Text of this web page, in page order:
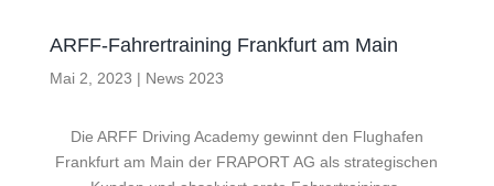
ARFF-Fahrertraining Frankfurt am Main
Mai 2, 2023 | News 2023
Die ARFF Driving Academy gewinnt den Flughafen
Frankfurt am Main der FRAPORT AG als strategischen